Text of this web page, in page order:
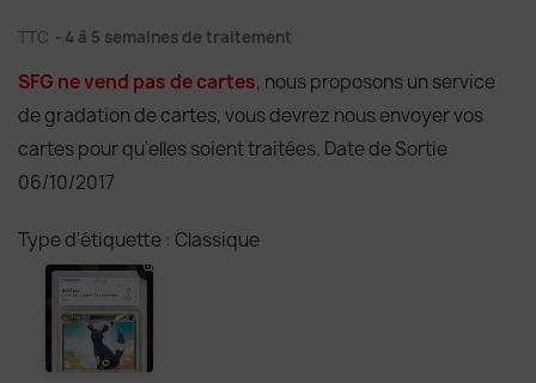
TTC 4 à 5 semaines de traitement
SFG ne vend pas de cartes, nous proposons un service
de gradation de cartes, vous devrez nous envoyer vos
cartes pour qu'elles soient traitées. Date de Sortie
06/10/2017
Type d'étiquette : Classique